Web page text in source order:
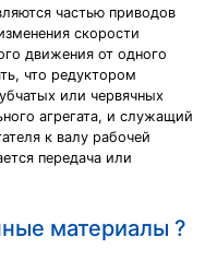
частью приводов
скорости
движения от одного
что редуктором
или червячных
агрегата, и служащий
к валу рабочей
передача или
материалы ?